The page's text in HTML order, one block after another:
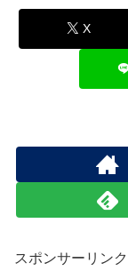
X
スポンサーリンク